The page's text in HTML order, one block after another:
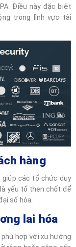
Điều này đặc biệt
trong lĩnh vực tài
hàng
giúp các tổ chức duy
yếu tố then chốt để
số hóa.
lai hóa
hợp với xu hướng